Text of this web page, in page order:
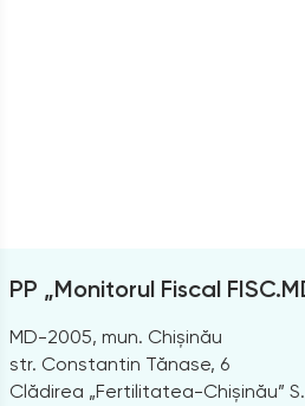
PP „Monitorul Fiscal
MD-2005, mun. Chișinău
str. Constantin Tănase, 6
Clădirea „Fertilitatea-Chișinău”